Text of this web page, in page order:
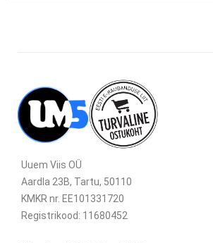
Uuem Viis OÜ
Aardla 23B, Tartu, 50110
KMKR nr. EE101331720
Registrikood: 11680452